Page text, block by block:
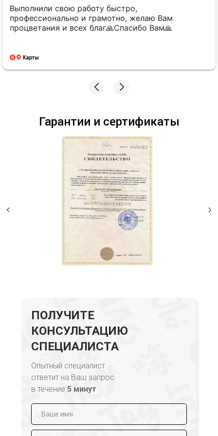
Спасибо за оперативность. Все четко, быстро
понятно.
КОНСУЛЬТАЦИЮ
СПЕЦИАЛИСТА
ответит на Ваш запрос
в течение5 минут
+7